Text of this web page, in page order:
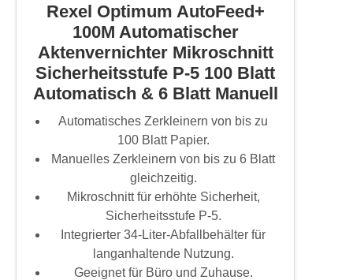
Rexel Optimum AutoFeed+
100M Automatischer
Aktenvernichter Mikroschnitt
Sicherheitsstufe P-5 100 Blatt
Automatisch & 6 Blatt Manuell
Automatisches Zerkleinern von bis zu
100 Blatt Papier.
Manuelles Zerkleinern von bis zu 6 Blatt
gleichzeitig.
Mikroschnitt für erhöhte Sicherheit,
Sicherheitsstufe P-5.
Integrierter 34-Liter-Abfallbehälter für
langanhaltende Nutzung.
Geeignet für Büro und Zuhause.